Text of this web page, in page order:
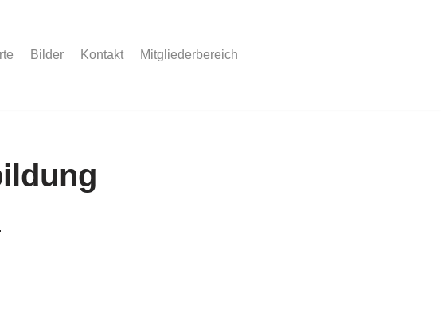
Bilder Kontakt Mitgliederbereich